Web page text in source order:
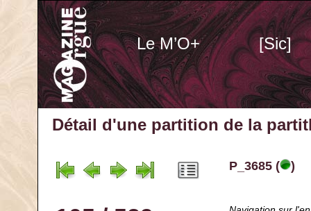
Le M’O+ [Sic]
Détail d'une partition de la
P_3685 ( )